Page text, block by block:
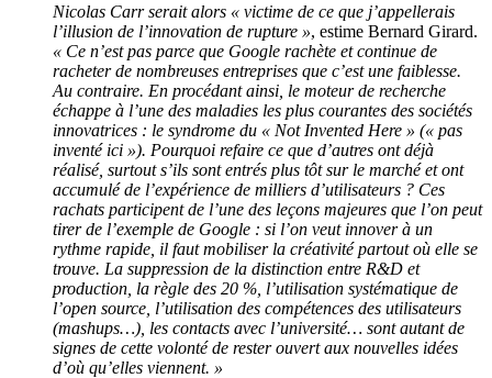
Nicolas Carr serait alors « victime de ce que j’appellerais
l’illusion de l’innovation de rupture », estime Bernard Girard.
« Ce n’est pas parce que Google rachète et continue de
racheter de nombreuses entreprises que c’est une faiblesse.
Au contraire. En procédant ainsi, le moteur de recherche
échappe à l’une des maladies les plus courantes des sociétés
innovatrices : le syndrome du « Not Invented Here » (« pas
inventé ici »). Pourquoi refaire ce que d’autres ont déjà
réalisé, surtout s’ils sont entrés plus tôt sur le marché et ont
accumulé de l’expérience de milliers d’utilisateurs ? Ces
rachats participent de l’une des leçons majeures que l’on peut
tirer de l’exemple de Google : si l’on veut innover à un
rythme rapide, il faut mobiliser la créativité partout où elle se
trouve. La suppression de la distinction entre R&D et
production, la règle des 20 %, l’utilisation systématique de
l’open source, l’utilisation des compétences des utilisateurs
(mashups…), les contacts avec l’université… sont autant de
signes de cette volonté de rester ouvert aux nouvelles idées
d’où qu’elles viennent. »